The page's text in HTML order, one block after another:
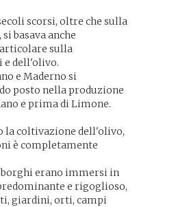
scorsi, oltre che sulla
basava anche
sulla
e dell'olivo.
e Maderno si
posto nella produzione
e prima di Limone.
la coltivazione dell'olivo,
è completamente
erano immersi in
e rigoglioso,
giardini, orti, campi